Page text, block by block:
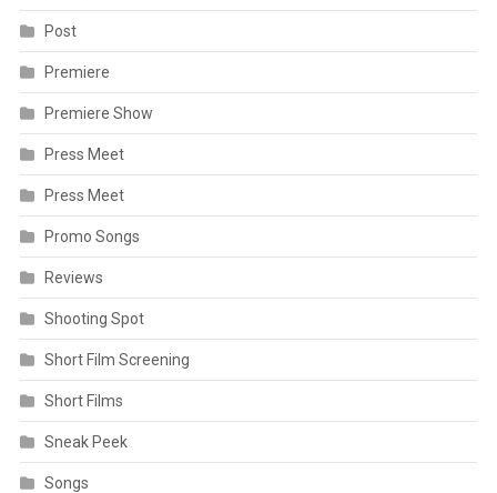
Post
Premiere
Premiere Show
Press Meet
Press Meet
Promo Songs
Reviews
Shooting Spot
Short Film Screening
Short Films
Sneak Peek
Songs